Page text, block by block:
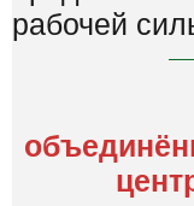
рабочей